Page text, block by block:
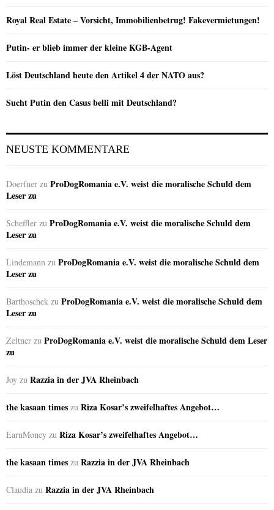
Royal Real Estate – Vorsicht, Immobilienbetrug! Fakevermietungen!
Putin- er blieb immer der kleine KGB-Agent
Löst Deutschland heute den Artikel 4 der NATO aus?
Sucht Putin den Casus belli mit Deutschland?
NEUSTE KOMMENTARE
Doerfner zu ProDogRomania e.V. weist die moralische Schuld dem
Leser zu
Scheffler zu ProDogRomania e.V. weist die moralische Schuld dem
Leser zu
Lindemann zu ProDogRomania e.V. weist die moralische Schuld dem
Leser zu
Barthoschek zu ProDogRomania e.V. weist die moralische Schuld dem
Leser zu
Zeltner zu ProDogRomania e.V. weist die moralische Schuld dem Leser
zu
Joy zu Razzia in der JVA Rheinbach
the kasaan times zu Riza Kosar’s zweifelhaftes Angebot…
EarnMoney zu Riza Kosar’s zweifelhaftes Angebot…
the kasaan times zu Razzia in der JVA Rheinbach
Claudia zu Razzia in der JVA Rheinbach